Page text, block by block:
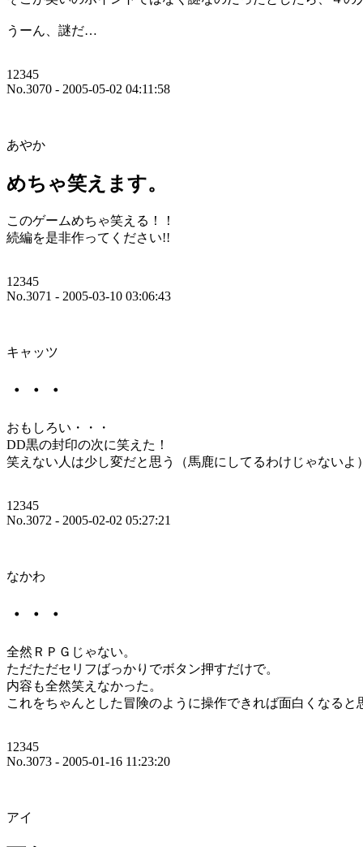
うーん、謎だ…
12345
No.3070 - 2005-05-02 04:11:58
あやか
めちゃ笑えます。
このゲームめちゃ笑える！！
続編を是非作ってください!!
12345
No.3071 - 2005-03-10 03:06:43
キャッツ
・・・
おもしろい・・・
DD黒の封印の次に笑えた！
笑えない人は少し変だと思う（馬鹿にしてるわけじゃないよ）
12345
No.3072 - 2005-02-02 05:27:21
なかわ
・・・
全然ＲＰＧじゃない。
ただただセリフばっかりでボタン押すだけで。
内容も全然笑えなかった。
これをちゃんとした冒険のように操作できれば面白くなると
12345
No.3073 - 2005-01-16 11:23:20
アイ